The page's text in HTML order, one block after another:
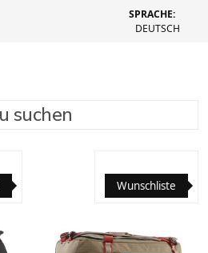
SPRACHE:
DEUTSCH
EMPFOHLEN
Wunschliste